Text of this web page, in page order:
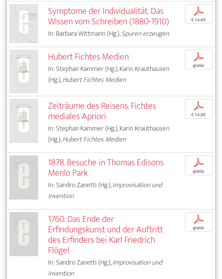
Symptome der Individualität. Das
Wissen vom Schreiben (1880-1910)
In: Barbara Wittmann (Hg.),Spuren erzeugen
p
€ 14,95
Hubert Fichtes Medien
In: Stephan Kammer (Hg.), Karin Krauthausen
(Hg.),Hubert Fichtes Medien
p
gratis
Zeiträume des Reisens. Fichtes
mediales Apriori
In: Stephan Kammer (Hg.), Karin Krauthausen
(Hg.),Hubert Fichtes Medien
p
€ 14,95
1878. Besuche in Thomas Edisons
Menlo Park
In: Sandro Zanetti (Hg.),Improvisation und
Invention
p
gratis
1760. Das Ende der
Erfindungskunst und der Auftritt
des Erfinders bei Karl Friedrich
Flögel
In: Sandro Zanetti (Hg.),Improvisation und
Invention
p
gratis